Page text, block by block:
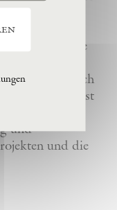
des
sie seine
und
zugänglich
Kunst
und
und die